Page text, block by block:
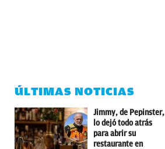
ÚLTIMAS NOTICIAS
Jimmy, de Pepinster,
lo dejó todo atrás
para abrir su
restaurante en